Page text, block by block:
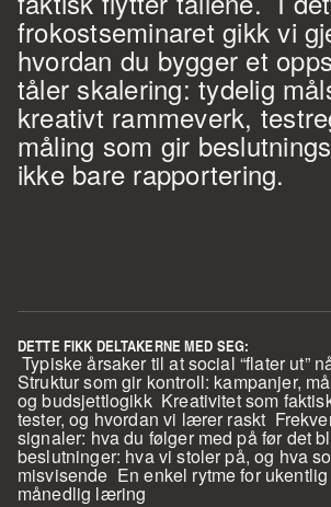
frokostseminaret gikk vi
hvordan du bygger et
tåler skalering: tydelig
kreativt rammeverk,
måling som gir
ikke bare rapportering.
DETTE FIKK DELTAKERNE MED SEG:
Typiske årsaker til at social “flater ut” når budsjettet øker
Struktur som gir kontroll: kampanjer,
og budsjettlogikk  Kreativitet som
tester, og hvordan vi lærer raskt
signaler: hva du følger med på før det
beslutninger: hva vi stoler på, og hva
misvisende  En enkel rytme for
månedlig læring